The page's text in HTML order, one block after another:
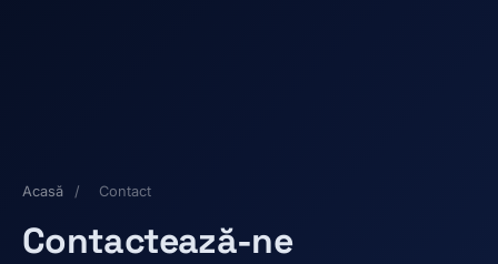
Acasă / Contact
Contactează-ne